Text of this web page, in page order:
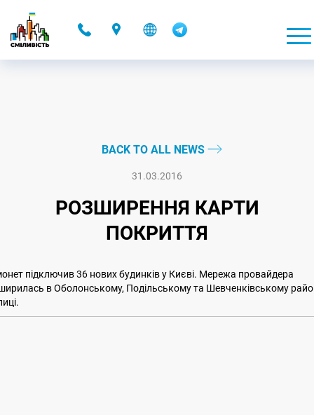
BACK TO ALL NEWS
31.03.2016
РОЗШИРЕННЯ КАРТИ
ПОКРИТТЯ
підключив 36 нових будинків у Києві. Мережа провайдера
в Оболонському, Подільському та Шевченківському